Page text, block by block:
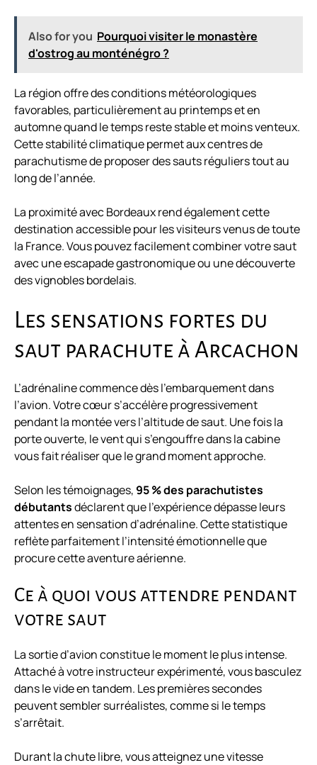
Also for you Pourquoi visiter le monastère
d'ostrog au monténégro ?
La région offre des conditions météorologiques
favorables, particulièrement au printemps et en
automne quand le temps reste stable et moins venteux.
Cette stabilité climatique permet aux centres de
parachutisme de proposer des sauts réguliers tout au
long de l’année.
La proximité avec Bordeaux rend également cette
destination accessible pour les visiteurs venus de toute
la France. Vous pouvez facilement combiner votre saut
avec une escapade gastronomique ou une découverte
des vignobles bordelais.
Les sensations fortes du
saut parachute à Arcachon
L’adrénaline commence dès l’embarquement dans
l’avion. Votre cœur s’accélère progressivement
pendant la montée vers l’altitude de saut. Une fois la
porte ouverte, le vent qui s’engouffre dans la cabine
vous fait réaliser que le grand moment approche.
Selon les témoignages,95 % des parachutistes
débutantsdéclarent que l’expérience dépasse leurs
attentes en sensation d’adrénaline. Cette statistique
reflète parfaitement l’intensité émotionnelle que
procure cette aventure aérienne.
Ce à quoi vous attendre pendant
votre saut
La sortie d’avion constitue le moment le plus intense.
Attaché à votre instructeur expérimenté, vous basculez
dans le vide en tandem. Les premières secondes
peuvent sembler surréalistes, comme si le temps
s’arrêtait.
Durant la chute libre, vous atteignez une vitesse